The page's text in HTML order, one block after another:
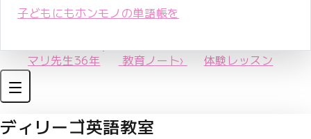
子どもにもホンモノの単語帳を
マリ先生36年 教育ノート› 体験レッスン
ディリーゴ英語教室